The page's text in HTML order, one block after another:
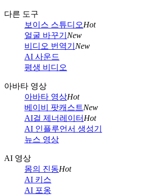
다른 도구
보이스 스튜디오Hot
얼굴 바꾸기 New
비디오 번역기 New
AI 사운드
평생 비디오
아바타 영상
아바타 영상Hot
베이비 팟캐스트New
AI걸 제너레이터 Hot
AI 인플루언서 생성기
뉴스 영상
AI 영상
몸의 진동Hot
AI 키스
AI 포옹